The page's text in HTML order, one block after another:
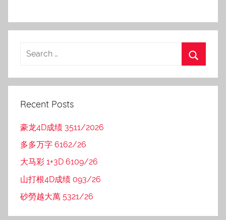
Recent Posts
豪龙4D成绩 3511/2026
多多万字 6162/26
大马彩 1+3D 6109/26
山打根4D成绩 093/26
砂勞越大萬 5321/26